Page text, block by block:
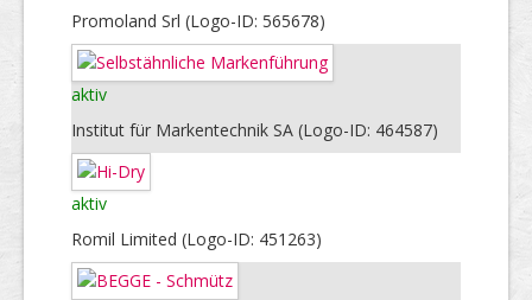
Promoland Srl (Logo-ID: 565678)
aktiv
Institut für Markentechnik SA (Logo-ID: 464587)
aktiv
Romil Limited (Logo-ID: 451263)